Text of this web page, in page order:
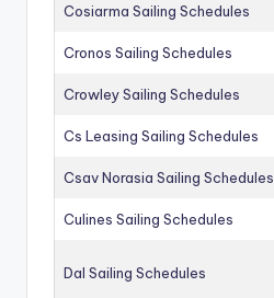
Cosiarma Sailing Schedules
Cronos Sailing Schedules
Crowley Sailing Schedules
Cs Leasing Sailing Schedules
Csav Norasia Sailing Schedules
Culines Sailing Schedules
Dal Sailing Schedules